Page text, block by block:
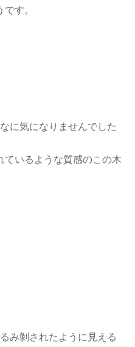
す。
に気になりませんでした
ているような質感のこの木
み剝されたように見える